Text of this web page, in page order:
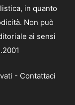
in quanto
Non può
ai sensi
- Contattaci